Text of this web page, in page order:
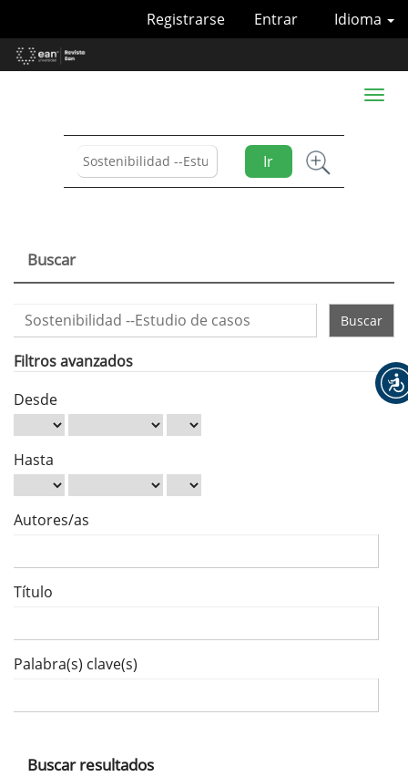
Contenido
principal
Idioma
Registrarse Entrar
Ir
Toggle
Buscar
Buscar
artículos
por
Filtros avanzados
Desde
Hasta
Autores/as
Título
Palabra(s) clave(s)
Buscar resultados